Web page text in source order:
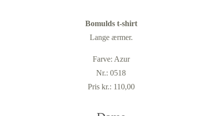
Bomulds t-shirt
Lange ærmer.
Farve: Azur
Nr.: 0518
Pris kr.: 110,00